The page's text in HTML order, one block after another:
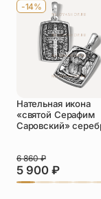
Телефон*
Отзыв*
Прикрепить
-14%
Нательная икона
«святой Серафим
Саровский»
5 900 ₽
6 860₽